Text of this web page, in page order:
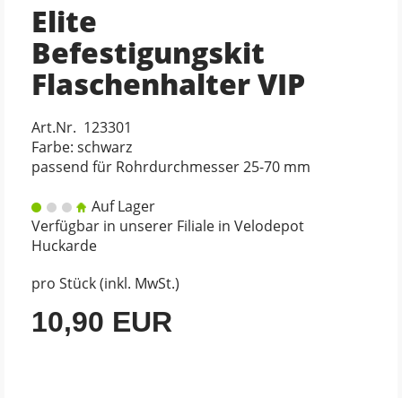
Elite
Befestigungskit
Flaschenhalter VIP
Art.Nr. 123301
Farbe: schwarz
passend für Rohrdurchmesser 25-70 mm
Auf Lager
Verfügbar in unserer Filiale in Velodepot
Huckarde
pro Stück (inkl. MwSt.)
10,90 EUR